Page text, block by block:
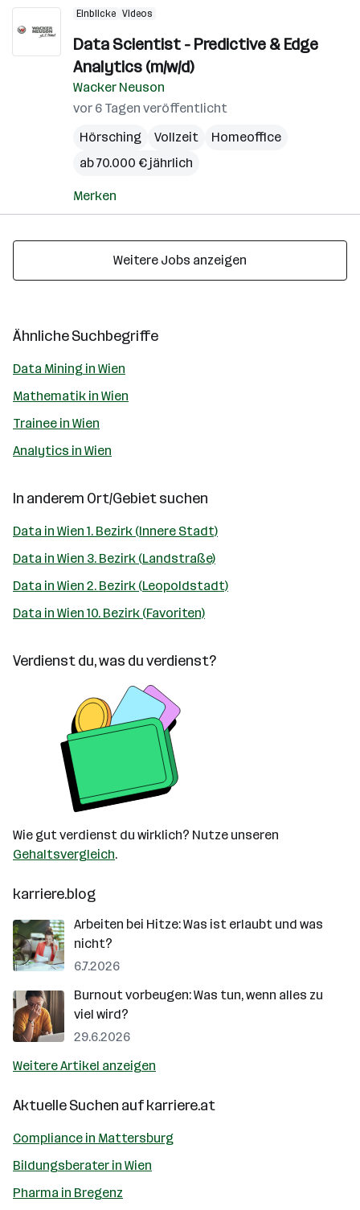
Einblicke Videos
Data Scientist - Predictive & Edge
Analytics (m/w/d)
Wacker Neuson
vor 6 Tagen veröffentlicht
Hörsching
Vollzeit
Homeoffice
ab 70.000 € jährlich
Merken
Weitere Jobs anzeigen
Ähnliche Suchbegriffe
Data Mining in Wien
Mathematik in Wien
Trainee in Wien
Analytics in Wien
In anderem Ort/Gebiet suchen
Data in Wien 1. Bezirk (Innere Stadt)
Data in Wien 3. Bezirk (Landstraße)
Data in Wien 2. Bezirk (Leopoldstadt)
Data in Wien 10. Bezirk (Favoriten)
Verdienst du, was du verdienst?
Wie gut verdienst du wirklich? Nutze unseren
Gehaltsvergleich.
karriere.blog
Arbeiten bei Hitze: Was ist erlaubt und was
nicht?
6.7.2026
Burnout vorbeugen: Was tun, wenn alles zu
viel wird?
29.6.2026
Weitere Artikel anzeigen
Aktuelle Suchen aufkarriere.at
Compliance in Mattersburg
Bildungsberater in Wien
Pharma in Bregenz